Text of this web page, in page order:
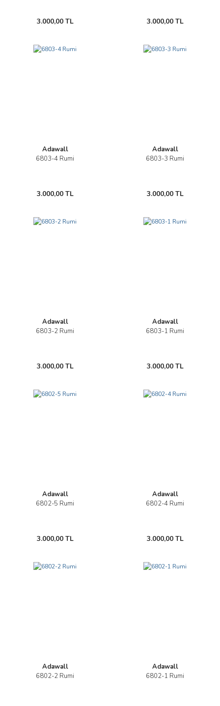
3.000,00 TL 3.000,00 TL
Adawall
6803-4 Rumi
3.000,00 TL
Adawall
6803-3 Rumi
3.000,00 TL
Adawall
6803-2 Rumi
3.000,00 TL
Adawall
6803-1 Rumi
3.000,00 TL
Adawall
6802-5 Rumi
3.000,00 TL
Adawall
6802-4 Rumi
3.000,00 TL
Adawall
6802-2 Rumi
Adawall
6802-1 Rumi